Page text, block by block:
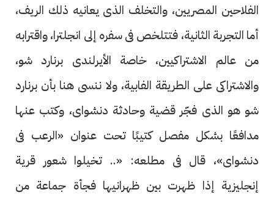
الفلاحين المصريين، والتخلف الذى يعانيه ذلك الريف،
أما التجربة الثانية، فتتلخص فى سفره إلى انجلترا، واقترابه
من عالم الاشتراكيين، خاصة الأيرلندى برنارد شو،
والاشتراكى على الطريقة الفابية، ولا ننسى هنا بأن برنارد
شو هو الذى فجّر قضية وحادثة دنشواى، وكتب عنها
مدافعًا بشكل مفصل كتيبًا تحت عنوان «الرعب فى
دنشواى»، قال فى مطلعه: «.. تخيلوا شعور قرية
إنجليزية إذا ظهرت بين ظهرانيها فجأة جماعة من